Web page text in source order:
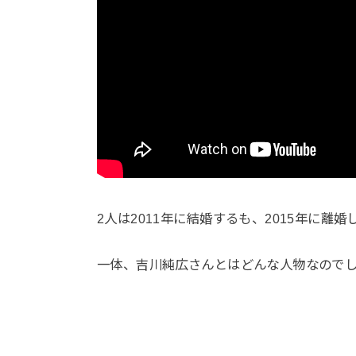
2人は2011年に結婚するも、2015年に離婚
一体、吉川純広さんとはどんな人物なので